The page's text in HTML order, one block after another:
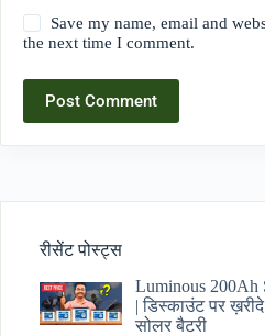
Save my name, email and
the next time I comment.
Post Comment
रीसेंट पोस्ट्स
Luminous 200Ah
| डिस्काउंट पर
सोलर बैटरी